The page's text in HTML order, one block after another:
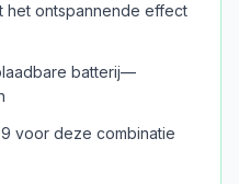
het ontspannende effect
batterij—
voor deze combinatie